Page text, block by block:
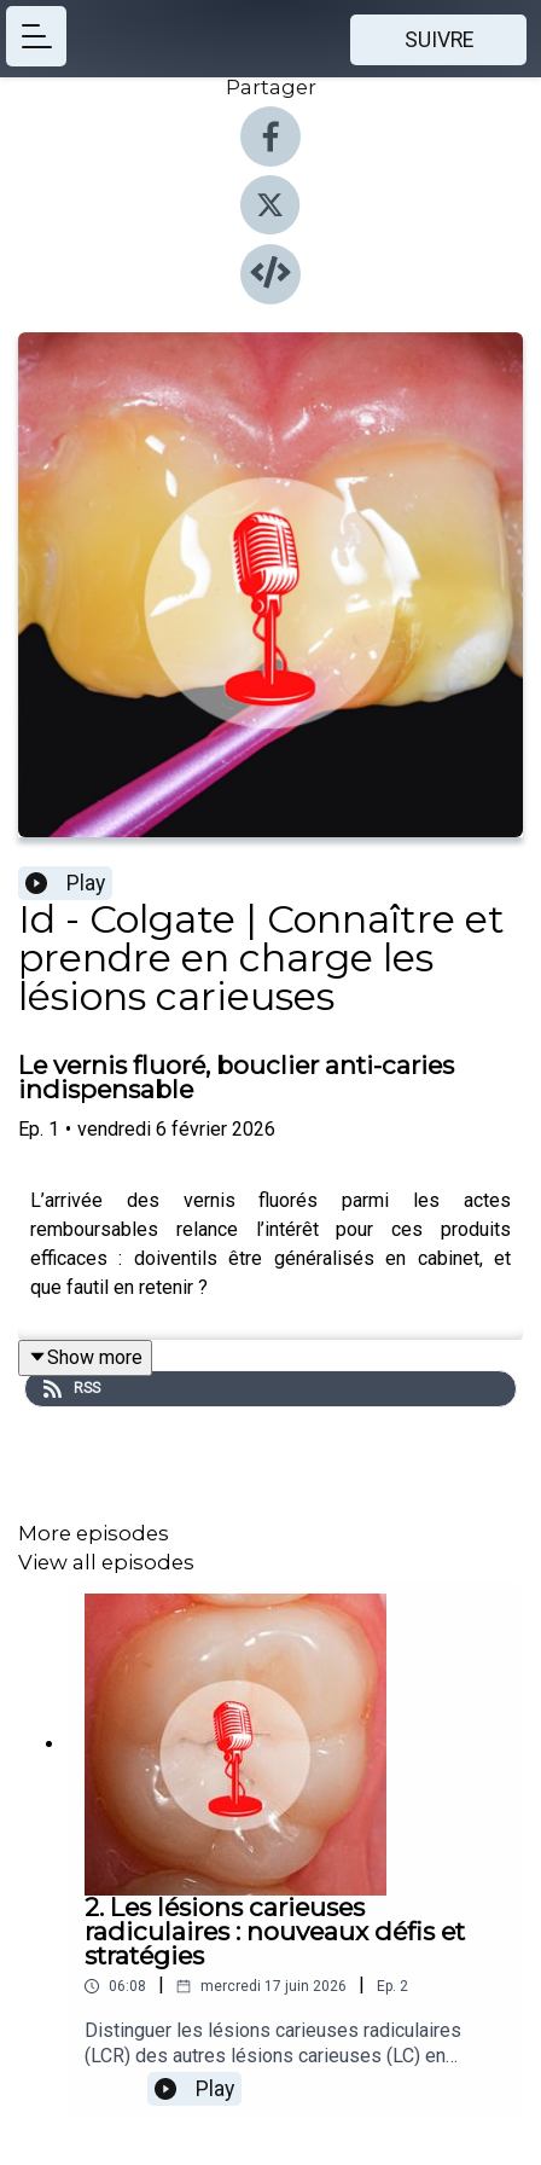
SUIVRE
Partager
Play
Id - Colgate | Connaître et
prendre en charge les
lésions carieuses
Le vernis fluoré, bouclier anti-caries
indispensable
Ep. 1 • vendredi 6 février 2026
L’arrivée des vernis fluorés parmi les actes
remboursables relance l’intérêt pour ces produits
efficaces : doiventils être généralisés en cabinet, et
que fautil en retenir ?
Show more
RSS
More episodes
View all episodes
2. Les lésions carieuses
radiculaires : nouveaux défis et
stratégies
06:08 mercredi 17 juin 2026 Ep. 2
Distinguer les lésions carieuses radiculaires
(LCR) des autres lésions carieuses (LC) en
découvrant leurs spécificités. Contexte actuel et
prise en charge préventive et thérapeutique
Play